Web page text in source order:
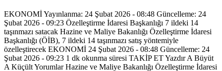
EKONOMİ Yayınlanma: 24 Şubat 2026 - 08:48 Güncelleme: 24
Şubat 2026 - 09:23 Özelleştirme İdaresi Başkanlığı 7 ildeki 14
taşınmazı satacak Hazine ve Maliye Bakanlığı Özelleştirme İdaresi
Başkanlığı (ÖİB), 7 ildeki 14 taşınmazı satış yöntemiyle
özelleştirecek EKONOMİ 24 Şubat 2026 - 08:48 Güncelleme: 24
Şubat 2026 - 09:23 1 dk okunma süresi TAKİP ET Yazdır A Büyüt
A Küçült Yorumlar Hazine ve Maliye Bakanlığı Özelleştirme İdaresi